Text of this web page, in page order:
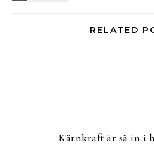
RELATED
Kärnkraft är så in i